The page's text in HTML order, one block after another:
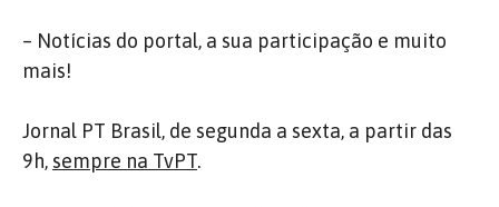
– Notícias do portal, a sua participação e muito
mais!
Jornal PT Brasil, de segunda a sexta, a partir das
9h, sempre na TvPT.